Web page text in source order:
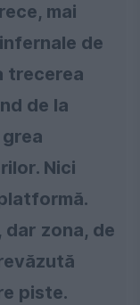
mai
de
trecerea
de la
Nici
zona, de
piste.